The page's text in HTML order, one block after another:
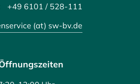
+49 6101 / 528-111
(at) sw-bv.de